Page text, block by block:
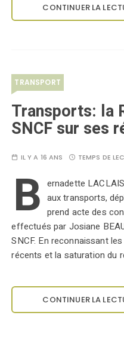
CONTINUER LA
TRANSPORT
Transports: la
SNCF sur ses
IL Y A 16 ANS TEMPS DE
B ernadette
aux transports,
prend acte des
effectués par Josiane
SNCF. En reconnaissant
récents et la saturation du
CONTINUER LA